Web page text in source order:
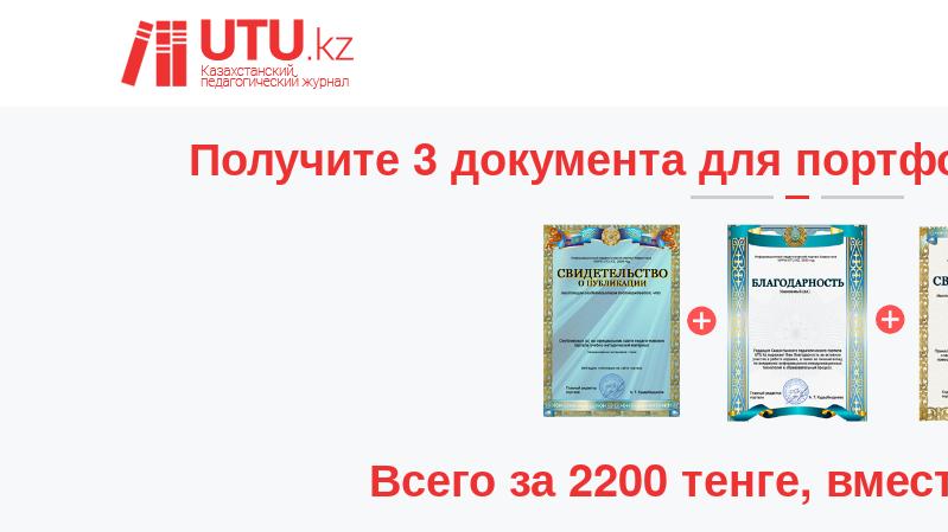
Получите 3 документа для
Всего за 2200 тенге,